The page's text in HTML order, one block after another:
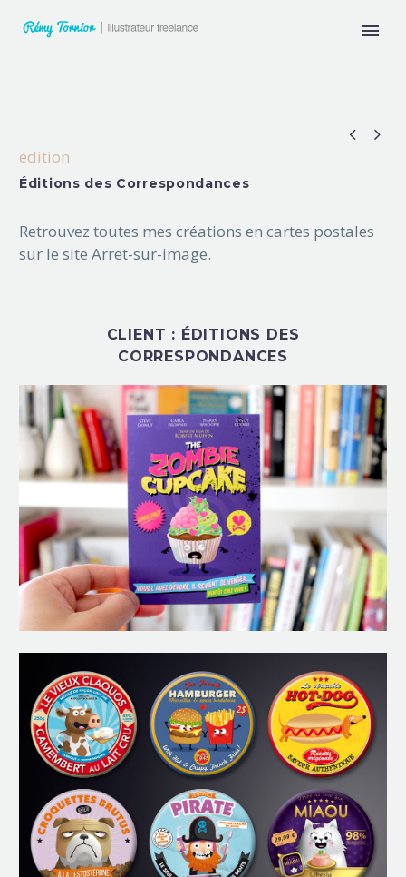
 
édition
Éditions des Correspondances
Retrouvez toutes mes créations en cartes postales
sur le site Arret-sur-image.
CLIENT : ÉDITIONS DES
CORRESPONDANCES